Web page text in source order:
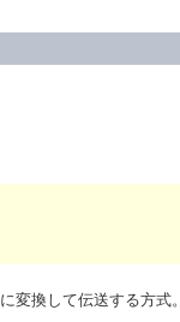
変換して伝送する方式。